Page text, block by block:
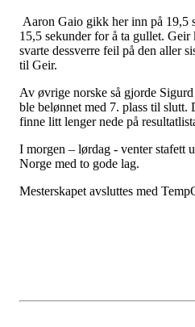
Aaron Gaio gikk her inn på 19,5
15,5 sekunder for å ta gullet.
svarte dessverre feil på den aller
til Geir.
Av øvrige norske så gjorde
ble belønnet med 7. plass til slutt.
finne litt lenger nede på
I morgen – lørdag - venter stafett
Norge med to gode lag.
Mesterskapet avsluttes med